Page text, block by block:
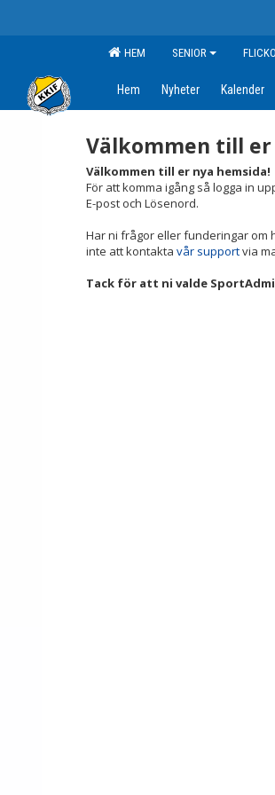
HEM SENIOR
Hem Nyheter Kalender
Välkommen till er
Välkommen till er nya hemsida!
För att komma igång så logga in
E-post och Lösenord.
Har ni frågor eller funderingar om
inte att kontakta vår supportvia
Tack för att ni valde